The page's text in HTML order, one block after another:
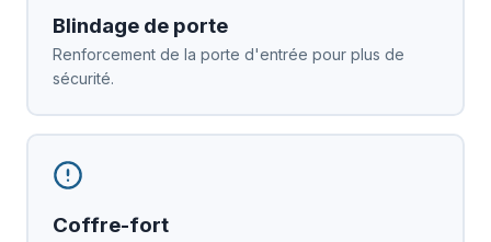
Blindage de porte
Renforcement de la porte d'entrée pour plus de
sécurité.
Coffre-fort